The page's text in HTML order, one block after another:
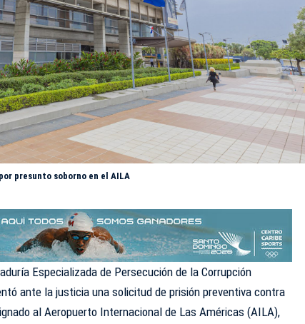
presunto soborno en el AILA
Especializada de Persecución de la Corrupción
ante la justicia una solicitud de prisión preventiva contra
al Aeropuerto Internacional de Las Américas (AILA),